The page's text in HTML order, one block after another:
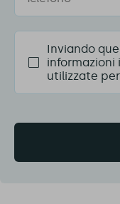
Inviando
informazioni
utilizzate